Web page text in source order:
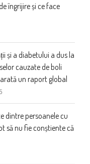
îngrijire și ce face
și a diabetului a dus la
cauzate de boli
un raport global
dintre persoanele cu
să nu fie conștiente că